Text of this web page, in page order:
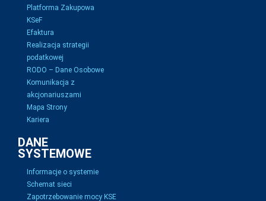
Platforma Zakupowa
KSeF
Efaktura
Realizacja strategii
podatkowej
RODO – Dane Osobowe
Komunikacja z
akcjonariuszami
Mapa Strony
Kariera
DANE
SYSTEMOWE
Informacje o systemie
Schemat sieci
Zapotrzebowanie mocy KSE